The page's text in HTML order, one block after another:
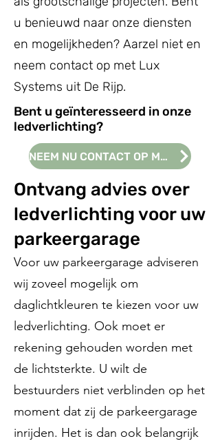
u benieuwd naar onze diensten
en mogelijkheden? Aarzel niet en
neem contact op met Lux
Systems uit De Rijp.
Bent u geïnteresseerd in onze
ledverlichting?
NEEM NU CONTACT OP MET ONS!
Ontvang advies over
ledverlichting voor uw
parkeergarage
Voor uw parkeergarage adviseren
wij zoveel mogelijk om
daglichtkleuren te kiezen voor uw
ledverlichting. Ook moet er
rekening gehouden worden met
de lichtsterkte. U wilt de
bestuurders niet verblinden op het
moment dat zij de parkeergarage
inrijden. Het is dan ook belangrijk